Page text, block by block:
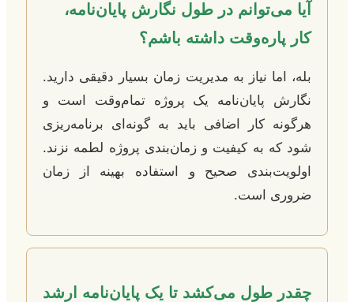
آیا می‌توانم در طول نگارش پایان‌نامه،
کار پاره‌وقت داشته باشم؟
بله، اما نیاز به مدیریت زمان بسیار دقیقی دارید.
نگارش پایان‌نامه یک پروژه تمام‌وقت است و
هرگونه کار اضافی باید به گونه‌ای برنامه‌ریزی
شود که به کیفیت و زمان‌بندی پروژه لطمه نزند.
اولویت‌بندی صحیح و استفاده بهینه از زمان
ضروری است.
چقدر طول می‌کشد تا یک پایان‌نامه ارشد